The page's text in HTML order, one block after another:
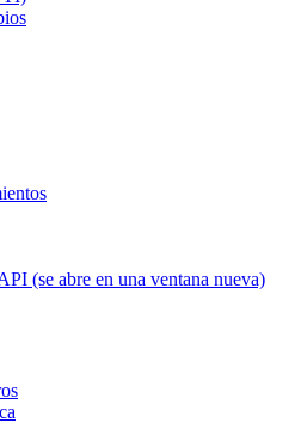
(se abre en una ventana nueva)